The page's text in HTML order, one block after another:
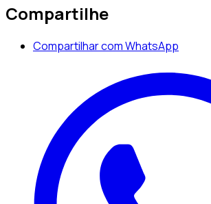
Compartilhe
Compartilhar com WhatsApp